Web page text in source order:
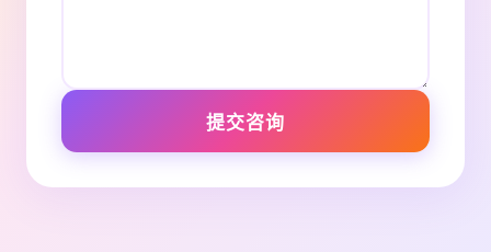
提交咨询